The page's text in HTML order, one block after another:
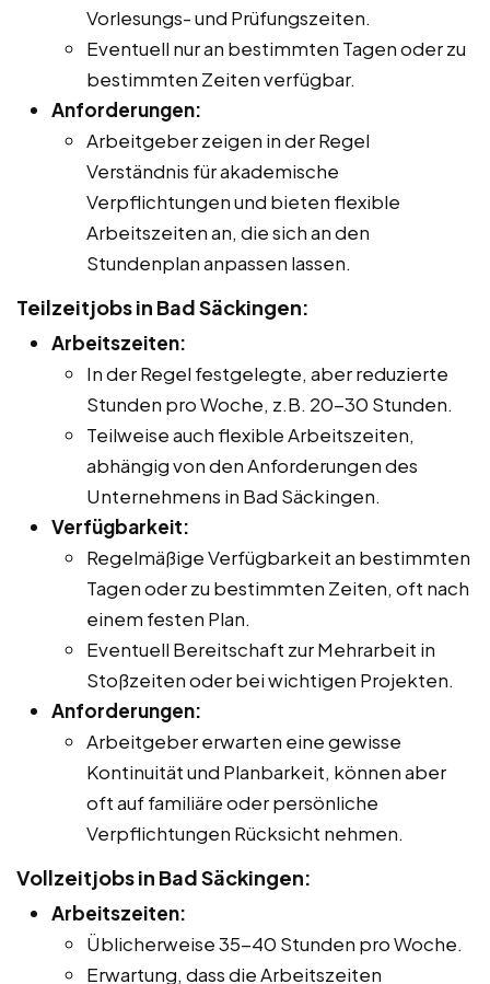
Vorlesungs- und Prüfungszeiten.
Eventuell nur an bestimmten Tagen oder zu
bestimmten Zeiten verfügbar.
Anforderungen:
Arbeitgeber zeigen in der Regel
Verständnis für akademische
Verpflichtungen und bieten flexible
Arbeitszeiten an, die sich an den
Stundenplan anpassen lassen.
Teilzeitjobs in Bad Säckingen:
Arbeitszeiten:
In der Regel festgelegte, aber reduzierte
Stunden pro Woche, z.B. 20-30 Stunden.
Teilweise auch flexible Arbeitszeiten,
abhängig von den Anforderungen des
Unternehmens in Bad Säckingen.
Verfügbarkeit:
Regelmäßige Verfügbarkeit an bestimmten
Tagen oder zu bestimmten Zeiten, oft nach
einem festen Plan.
Eventuell Bereitschaft zur Mehrarbeit in
Stoßzeiten oder bei wichtigen Projekten.
Anforderungen:
Arbeitgeber erwarten eine gewisse
Kontinuität und Planbarkeit, können aber
oft auf familiäre oder persönliche
Verpflichtungen Rücksicht nehmen.
Vollzeitjobs in Bad Säckingen:
Arbeitszeiten:
Üblicherweise 35-40 Stunden pro Woche.
Erwartung, dass die Arbeitszeiten